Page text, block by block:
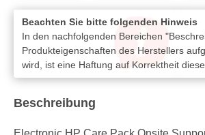
Beachten Sie bitte folgenden Hinweis
In den nachfolgenden Bereichen
Produkteigenschaften des Herstellers
wird, ist eine Haftung auf Korrektheit
Beschreibung